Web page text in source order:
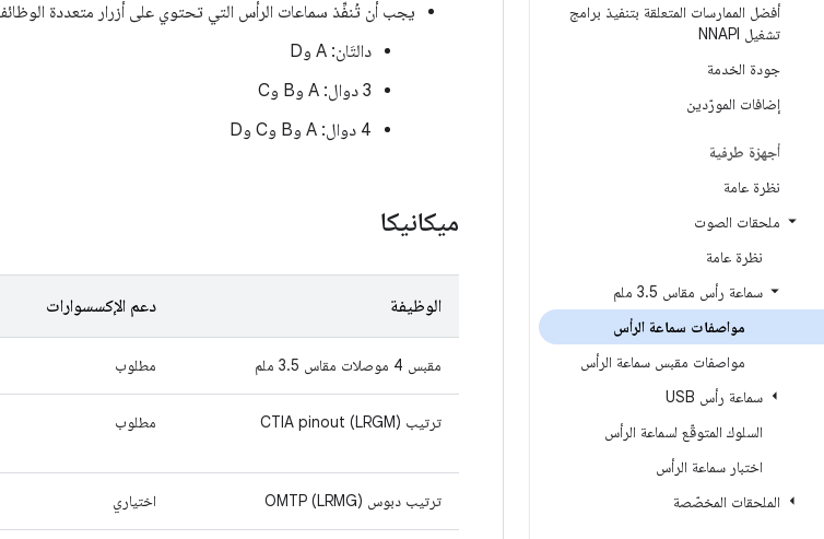
أفضل الممارسات المتعلقة بتنفيذ برامج
تشغيل NNAPI
جودة الخدمة
إضافات المورّدين
أجهزة طرفية
نظرة عامة
ملحقات الصوت
نظرة عامة
سماعة رأس مقاس 3
.5 ملم
مواصفات سماعة الرأس
مواصفات مقبس سماعة الرأس
سماعة رأس USB
السلوك المتوقّع لسماعة الرأس
اختبار سماعة الرأس
الملحقات المخصّصة
يجب أن تُنفِّذ سماعات الرأس التي تحتوي على أزرار متعددة الوظائف
دالتَان: A وD
3 دوال: A وB وC
4 دوال: A وB وC وD
ميكانيكا
الوظيفة دعم الإكسسوارات
مقبس 4 موصلات مقاس 3.5 ملم مطلوب
ترتيب CTIA pinout (LRGM) مطلوب
ترتيب دبوس OMTP (LRMG) اختياري